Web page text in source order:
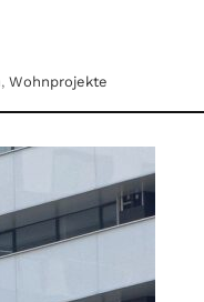
, Wohnprojekte